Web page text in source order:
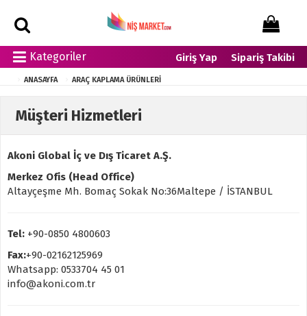
Kategoriler Giriş Yap Sipariş Takibi
ANASAYFA ARAÇ KAPLAMA ÜRÜNLERI
Müşteri Hizmetleri
Akoni Global İç ve Dış Ticaret A.Ş.
Merkez Ofis (Head Office)
Altayçeşme Mh. Bomaç Sokak No:36Maltepe / İSTANBUL
Tel: +90-0850 4800603
Fax:+90-02162125969
Whatsapp: 0533704 45 01
info@akoni.com.tr